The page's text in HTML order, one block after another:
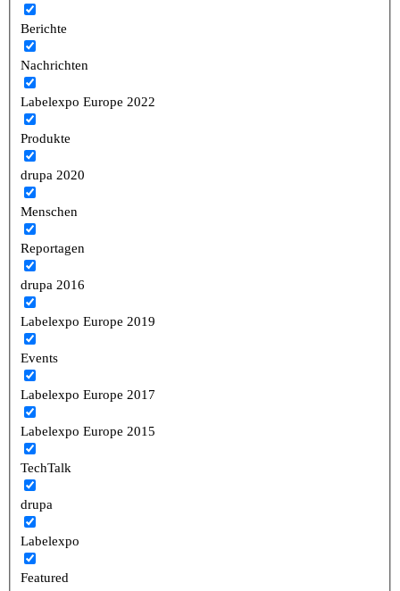
Berichte
Nachrichten
Labelexpo Europe 2022
Produkte
drupa 2020
Menschen
Reportagen
drupa 2016
Labelexpo Europe 2019
Events
Labelexpo Europe 2017
Labelexpo Europe 2015
TechTalk
drupa
Labelexpo
Featured